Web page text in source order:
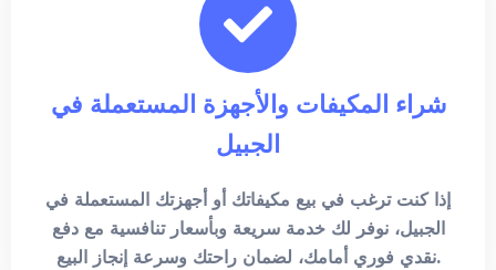
شراء المكيفات والأجهزة المستعملة في
الجبيل
إذا كنت ترغب في بيع مكيفاتك أو أجهزتك المستعملة في
الجبيل، نوفر لك خدمة سريعة وبأسعار تنافسية مع دفع
نقدي فوري أمامك، لضمان راحتك وسرعة إنجاز البيع.